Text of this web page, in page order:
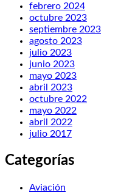
febrero 2024
octubre 2023
septiembre 2023
agosto 2023
julio 2023
junio 2023
mayo 2023
abril 2023
octubre 2022
mayo 2022
abril 2022
julio 2017
Categorías
Aviación